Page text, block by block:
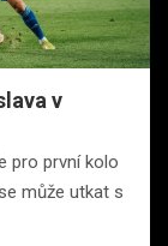
v
pro první kolo
může utkat s